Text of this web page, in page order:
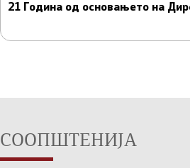
21 Година од основањето на
СООПШТЕНИЈА